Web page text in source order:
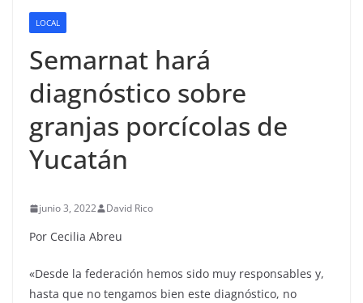
LOCAL
Semarnat hará
diagnóstico sobre
granjas porcícolas de
Yucatán
junio 3, 2022 David Rico
Por Cecilia Abreu
«Desde la federación hemos sido muy responsables y,
hasta que no tengamos bien este diagnóstico, no